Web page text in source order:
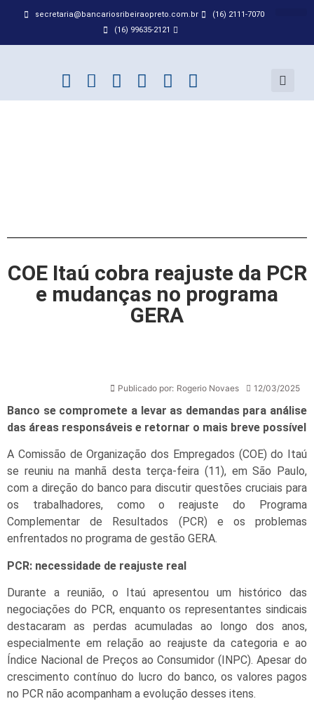
secretaria@bancariosribeiraopreto.com.br
(16) 2111-7070
(16) 99635-2121
COE Itaú cobra reajuste da PCR
e mudanças no programa
GERA
Publicado por: Rogerio Novaes 12/03/2025
Banco se compromete a levar as demandas para análise
das áreas responsáveis e retornar o mais breve possível
A Comissão de Organização dos Empregados (COE) do Itaú
se reuniu na manhã desta terça-feira (11), em São Paulo,
com a direção do banco para discutir questões cruciais para
os trabalhadores, como o reajuste do Programa
Complementar de Resultados (PCR) e os problemas
enfrentados no programa de gestão GERA.
PCR: necessidade de reajuste real
Durante a reunião, o Itaú apresentou um histórico das
negociações do PCR, enquanto os representantes sindicais
destacaram as perdas acumuladas ao longo dos anos,
especialmente em relação ao reajuste da categoria e ao
Índice Nacional de Preços ao Consumidor (INPC). Apesar do
crescimento contínuo do lucro do banco, os valores pagos
no PCR não acompanham a evolução desses itens.